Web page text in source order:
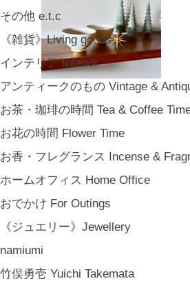
その他 e.t.c
《雑貨》Living goods
インテリア Interior
アンティークのもの Vintage &
お茶・珈琲の時間 Tea & Coffee
お花の時間 Flower Time
お香・フレグランス Incense &
ホームオフィス Home Office
おでかけ For Outings
《ジュエリー》Jewellery
namiumi
竹俣勇壱 Yuichi Takemata